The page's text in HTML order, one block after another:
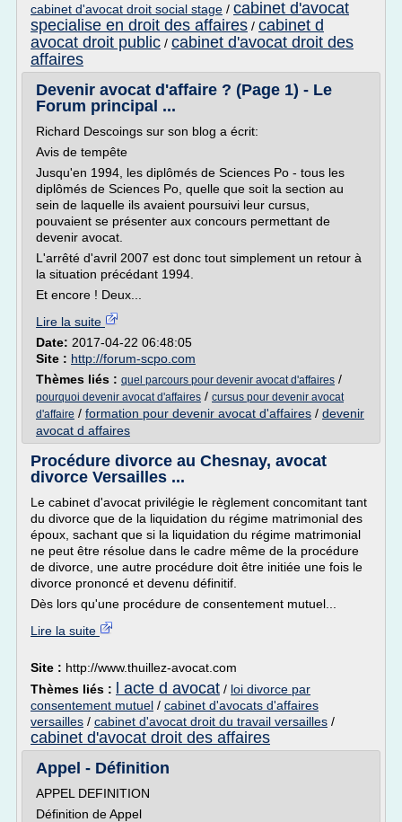
cabinet d'avocat droit social stage / cabinet d'avocat
specialise en droit des affaires / cabinet d
avocat droit public / cabinet d'avocat droit des
affaires
Devenir avocat d'affaire ? (Page 1) - Le
Forum principal ...
Richard Descoings sur son blog a écrit:
Avis de tempête
Jusqu'en 1994, les diplômés de Sciences Po - tous les
diplômés de Sciences Po, quelle que soit la section au
sein de laquelle ils avaient poursuivi leur cursus,
pouvaient se présenter aux concours permettant de
devenir avocat.
L'arrêté d'avril 2007 est donc tout simplement un retour à
la situation précédant 1994.
Et encore ! Deux...
Lire la suite
Date: 2017-04-22 06:48:05
Site : http://forum-scpo.com
Thèmes liés : quel parcours pour devenir avocat d'affaires /
pourquoi devenir avocat d'affaires / cursus pour devenir avocat
d'affaire / formation pour devenir avocat d'affaires / devenir
avocat d affaires
Procédure divorce au Chesnay, avocat
divorce Versailles ...
Le cabinet d'avocat privilégie le règlement concomitant tant
du divorce que de la liquidation du régime matrimonial des
époux, sachant que si la liquidation du régime matrimonial
ne peut être résolue dans le cadre même de la procédure
de divorce, une autre procédure doit être initiée une fois le
divorce prononcé et devenu définitif.
Dès lors qu'une procédure de consentement mutuel...
Lire la suite
Site : http://www.thuillez-avocat.com
Thèmes liés :
l acte d avocat / loi divorce par
consentement mutuel / cabinet d'avocats d'affaires
versailles / cabinet d'avocat droit du travail versailles /
cabinet d'avocat droit des affaires
Appel - Définition
APPEL DEFINITION
Définition de Appel